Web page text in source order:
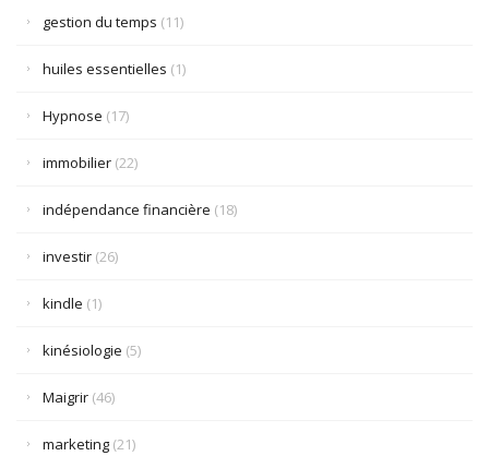
gestion du temps (11)
huiles essentielles (1)
Hypnose (17)
immobilier (22)
indépendance financière (18)
investir (26)
kindle (1)
kinésiologie (5)
Maigrir (46)
marketing (21)